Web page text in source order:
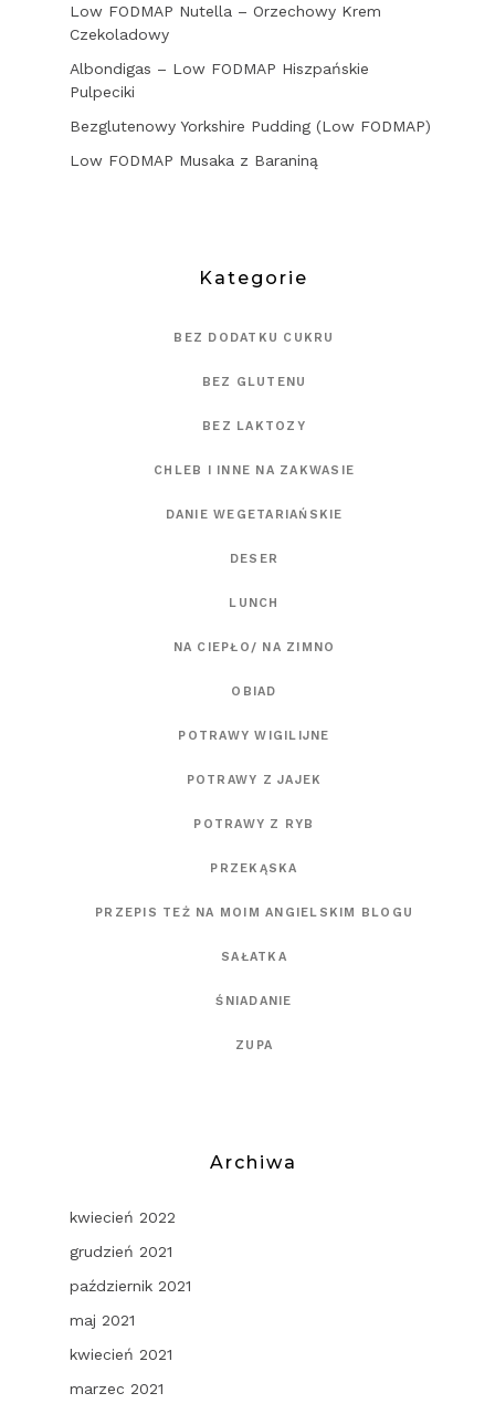
Low FODMAP Nutella – Orzechowy Krem
Czekoladowy
Albondigas – Low FODMAP Hiszpańskie
Pulpeciki
Bezglutenowy Yorkshire Pudding (Low FODMAP)
Low FODMAP Musaka z Baraniną
Kategorie
BEZ DODATKU CUKRU
BEZ GLUTENU
BEZ LAKTOZY
CHLEB I INNE NA ZAKWASIE
DANIE WEGETARIAŃSKIE
DESER
LUNCH
NA CIEPŁO/ NA ZIMNO
OBIAD
POTRAWY WIGILIJNE
POTRAWY Z JAJEK
POTRAWY Z RYB
PRZEKĄSKA
PRZEPIS TEŻ NA MOIM ANGIELSKIM BLOGU
SAŁATKA
ŚNIADANIE
ZUPA
Archiwa
kwiecień 2022
grudzień 2021
październik 2021
maj 2021
kwiecień 2021
marzec 2021